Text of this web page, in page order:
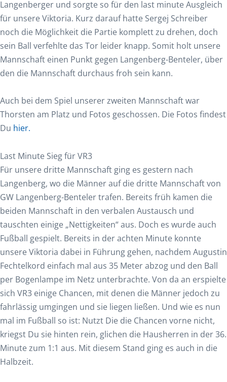
Langenberger und sorgte so für den last minute Ausgleich
für unsere Viktoria. Kurz darauf hatte Sergej Schreiber
noch die Möglichkeit die Partie komplett zu drehen, doch
sein Ball verfehlte das Tor leider knapp. Somit holt unsere
Mannschaft einen Punkt gegen Langenberg-Benteler, über
den die Mannschaft durchaus froh sein kann.
Auch bei dem Spiel unserer zweiten Mannschaft war
Thorsten am Platz und Fotos geschossen. Die Fotos findest
Du hier.
Last Minute Sieg für VR3
Für unsere dritte Mannschaft ging es gestern nach
Langenberg, wo die Männer auf die dritte Mannschaft von
GW Langenberg-Benteler trafen. Bereits früh kamen die
beiden Mannschaft in den verbalen Austausch und
tauschten einige „Nettigkeiten“ aus. Doch es wurde auch
Fußball gespielt. Bereits in der achten Minute konnte
unsere Viktoria dabei in Führung gehen, nachdem Augustin
Fechtelkord einfach mal aus 35 Meter abzog und den Ball
per Bogenlampe im Netz unterbrachte. Von da an erspielte
sich VR3 einige Chancen, mit denen die Männer jedoch zu
fahrlässig umgingen und sie liegen ließen. Und wie es nun
mal im Fußball so ist: Nutzt Die die Chancen vorne nicht,
kriegst Du sie hinten rein, glichen die Hausherren in der 36.
Minute zum 1:1 aus. Mit diesem Stand ging es auch in die
Halbzeit.